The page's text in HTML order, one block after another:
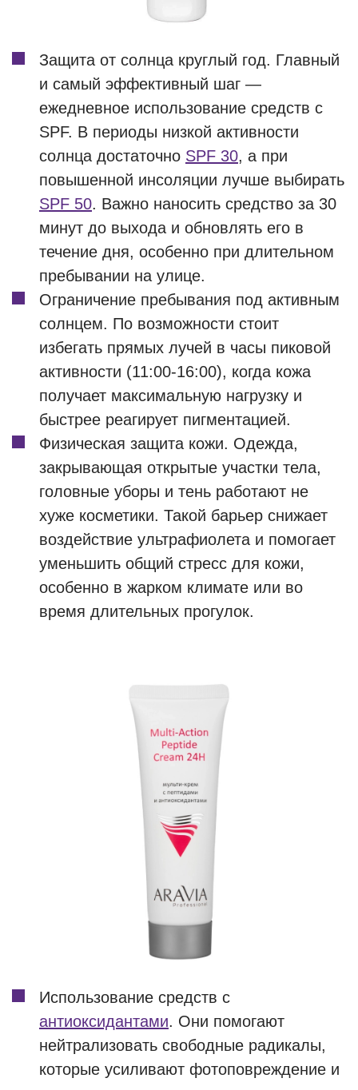
Защита от солнца круглый год. Главный
и самый эффективный шаг —
ежедневное использование средств с
SPF. В периоды низкой активности
солнца достаточно SPF 30, а при
повышенной инсоляции лучше выбирать
SPF 50. Важно наносить средство за 30
минут до выхода и обновлять его в
течение дня, особенно при длительном
пребывании на улице.
Ограничение пребывания под активным
солнцем. По возможности стоит
избегать прямых лучей в часы пиковой
активности (11:00-16:00), когда кожа
получает максимальную нагрузку и
быстрее реагирует пигментацией.
Физическая защита кожи. Одежда,
закрывающая открытые участки тела,
головные уборы и тень работают не
хуже косметики. Такой барьер снижает
воздействие ультрафиолета и помогает
уменьшить общий стресс для кожи,
особенно в жарком климате или во
время длительных прогулок.
Использование средств с
антиоксидантами. Они помогают
нейтрализовать свободные радикалы,
которые усиливают фотоповреждение и